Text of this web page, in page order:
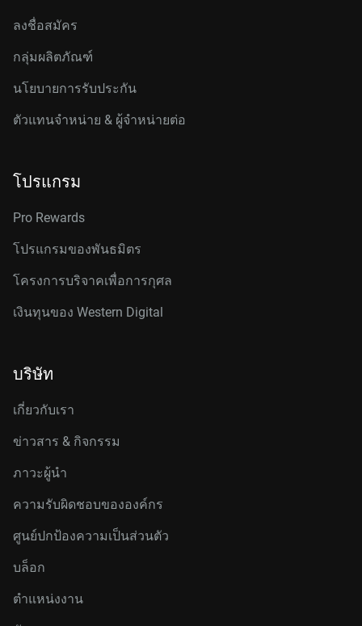
ลงชื่อสมัคร
กลุ่มผลิตภัณฑ์
นโยบายการรับประกัน
ตัวแทนจำหน่าย & ผู้จำหน่ายต่อ
โปรแกรม
Pro Rewards
โปรแกรมของพันธมิตร
โครงการบริจาคเพื่อการกุศล
เงินทุนของ Western Digital
บริษัท
เกี่ยวกับเรา
ข่าวสาร & กิจกรรม
ภาวะผู้นำ
ความรับผิดชอบขององค์กร
ศูนย์ปกป้องความเป็นส่วนตัว
บล็อก
ตำแหน่งงาน